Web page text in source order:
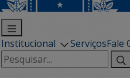
Institucional ServiçosFale
Pesquisar
por: